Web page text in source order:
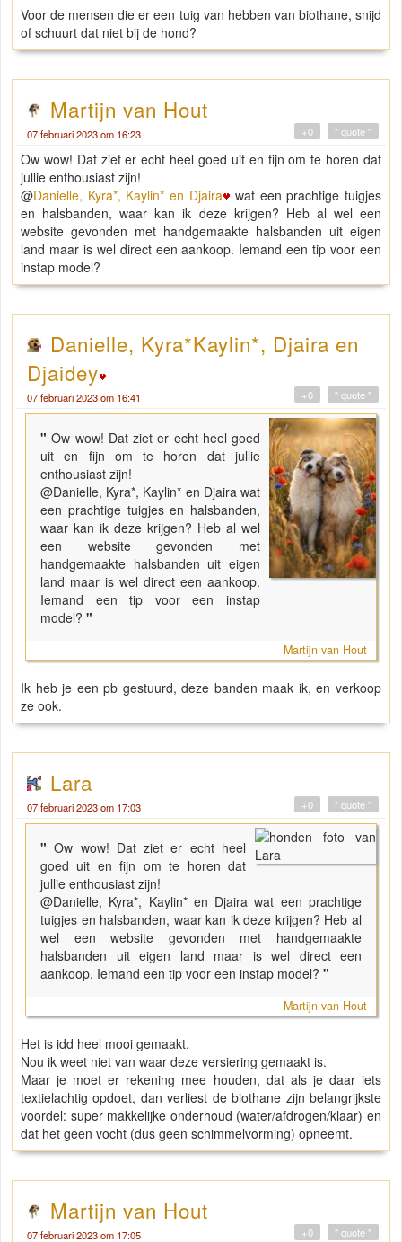
Voor de mensen die er een tuig van hebben van biothane, snijd
of schuurt dat niet bij de hond?
Martijn van Hout
07 februari 2023 om 16:23 " quote "
+0
Ow wow! Dat ziet er echt heel goed uit en fijn om te horen dat
jullie enthousiast zijn!
@Danielle, Kyra*, Kaylin* en Djaira
wat een prachtige tuigjes
en halsbanden, waar kan ik deze krijgen? Heb al wel een
website gevonden met handgemaakte halsbanden uit eigen
land maar is wel direct een aankoop. Iemand een tip voor een
instap model?
Danielle, Kyra*Kaylin*, Djaira en
Djaidey
07 februari 2023 om 16:41 " quote "
+0
"Ow wow! Dat ziet er echt heel goed
uit en fijn om te horen dat jullie
enthousiast zijn!
@Danielle, Kyra*, Kaylin* en Djaira wat
een prachtige tuigjes en halsbanden,
waar kan ik deze krijgen? Heb al wel
een website gevonden met
handgemaakte halsbanden uit eigen
land maar is wel direct een aankoop.
Iemand een tip voor een instap
model? "
Martijn van Hout
Ik heb je een pb gestuurd, deze banden maak ik, en verkoop
ze ook.
Lara
07 februari 2023 om 17:03 " quote "
+0
"Ow wow! Dat ziet er echt heel
goed uit en fijn om te horen dat
jullie enthousiast zijn!
@Danielle, Kyra*, Kaylin* en Djaira wat een prachtige
tuigjes en halsbanden, waar kan ik deze krijgen? Heb al
wel een website gevonden met handgemaakte
halsbanden uit eigen land maar is wel direct een
aankoop. Iemand een tip voor een instap model? "
Martijn van Hout
Het is idd heel mooi gemaakt.
Nou ik weet niet van waar deze versiering gemaakt is.
Maar je moet er rekening mee houden, dat als je daar iets
textielachtig opdoet, dan verliest de biothane zijn belangrijkste
voordel: super makkelijke onderhoud (water/afdrogen/klaar) en
dat het geen vocht (dus geen schimmelvorming) opneemt.
Martijn van Hout
07 februari 2023 om 17:05 " quote "
+0